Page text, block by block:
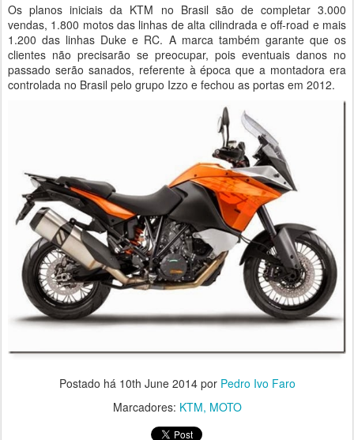
Os planos iniciais da KTM no Brasil são de completar 3.000
vendas, 1.800 motos das linhas de alta cilindrada e off-road e mais
1.200 das linhas Duke e RC. A marca também garante que os
clientes não precisarão se preocupar, pois eventuais danos no
passado serão sanados, referente à época que a montadora era
controlada no Brasil pelo grupo Izzo e fechou as portas em 2012.
Postado há 10th June 2014por Pedro Ivo Faro
Marcadores: KTM MOTO